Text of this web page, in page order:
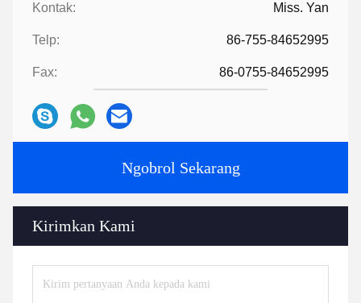
Kontak: Miss. Yan
Telp: 86-755-84652995
Fax: 86-0755-84652995
Ngobrol Sekarang
Kirimkan Kami